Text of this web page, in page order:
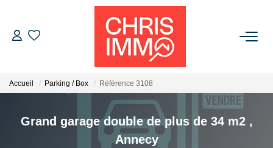
ACHETER
ESTIMER
VENDRE
Accueil Parking / Box Référence 3108
Grand garage double de plus de 34 m2 ,
Annecy